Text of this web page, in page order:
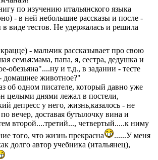
по изучению итальянского языка
- в ней небольшие рассказы и после -
виде тестов. Не удержалась и решила
- мальчик рассказывает про свою
семья:мама, папа, я, сестра, дедушка и
обезьяна"....ну и т.д., в задании - тесте
домашнее животное?"
об одном писателе, который давно уже
целыми днями лежал в постели,
депресс у него, жизнь,казалось - не
вечер, доставая бутылочку вина и
второй....третий..., четвертый.....к ниму
того, что жизнь прекрасна
......У меня
долго автор учебника (итальянец),